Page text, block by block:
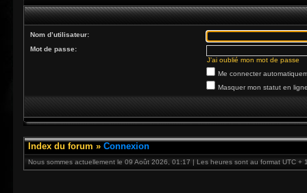
Nom d’utilisateur:
Mot de passe:
J’ai oublié mon mot de passe
Me connecter
Masquer mon statut en
Index du forum » Connexion
Nous sommes actuellement le 09 Août 2026, 01:17 | Les heures sont au format UTC +